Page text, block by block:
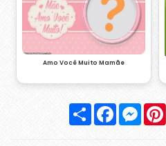
Amo Você Muito Mamãe
Compartilhar
Facebook